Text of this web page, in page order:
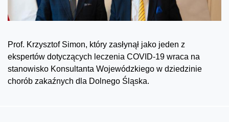
Prof. Krzysztof Simon, który zasłynął jako jeden z
ekspertów dotyczących leczenia COVID-19 wraca na
stanowisko Konsultanta Wojewódzkiego w dziedzinie
chorób zakaźnych dla Dolnego Śląska.